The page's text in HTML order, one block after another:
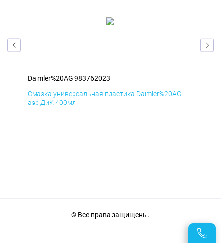
Daimler%20AG 983762023
Смазка универсальная пластика Daimler%20AG
аэр ДиК 400мл
© Все права защищены.